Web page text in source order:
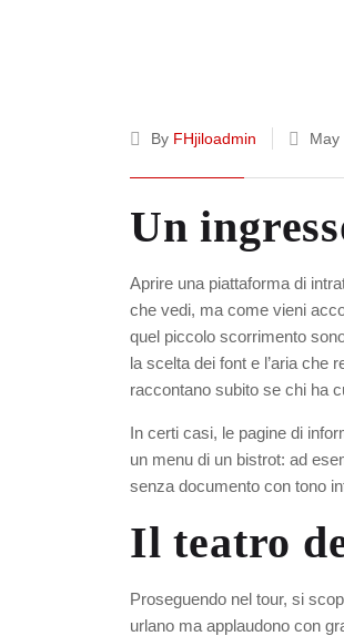
By FHjiloadmin May
Un
Aprire una piattaforma di
che vedi, ma come vieni
quel piccolo scorrimento
la scelta dei font e l’aria che
raccontano subito se chi ha
In certi casi, le pagine di
un menu di un bistrot: ad
senza documento con tono
Il teatro
Proseguendo nel tour, si
urlano ma applaudono con